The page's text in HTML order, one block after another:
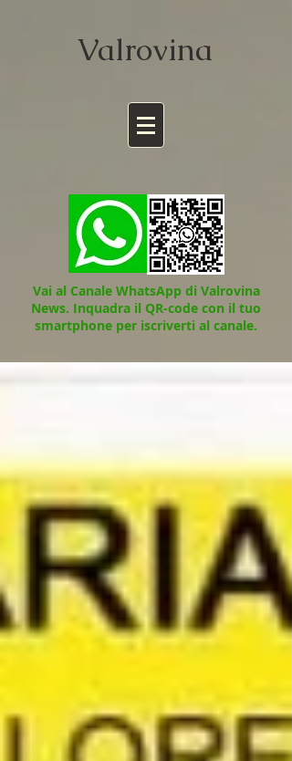
Valrovina
Vai al Canale WhatsApp di Valrovina
News. Inquadra il QR-code con il tuo
smartphone per iscriverti al canale.